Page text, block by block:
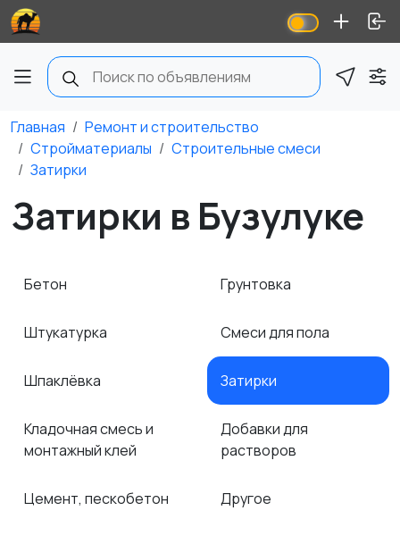
Главная
Ремонт и строительство
Стройматериалы
Строительные смеси
Затирки
Затирки в Бузулуке
Бетон
Штукатурка
Шпаклёвка
Кладочная смесь и
монтажный клей
Цемент, пескобетон
Грунтовка
Смеси для пола
Затирки
Добавки для
растворов
Другое